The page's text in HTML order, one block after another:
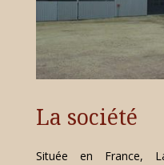
La société
Située en France,